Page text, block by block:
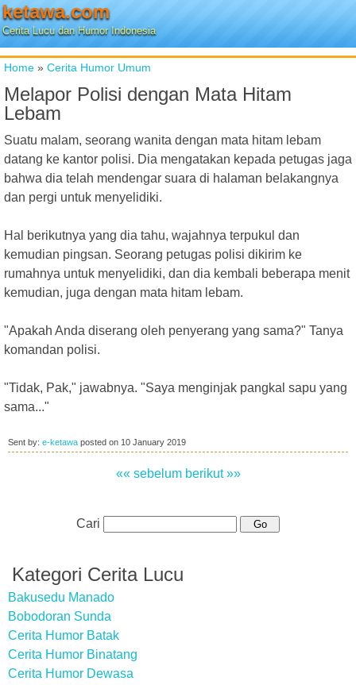
ketawa.com
Cerita Lucu dan Humor Indonesia
Home » Cerita Humor Umum
Melapor Polisi dengan Mata Hitam
Lebam
Suatu malam, seorang wanita dengan mata hitam lebam
datang ke kantor polisi. Dia mengatakan kepada petugas jaga
bahwa dia telah mendengar suara di halaman belakangnya
dan pergi untuk menyelidiki.
Hal berikutnya yang dia tahu, wajahnya terpukul dan
kemudian pingsan. Seorang petugas polisi dikirim ke
rumahnya untuk menyelidiki, dan dia kembali beberapa menit
kemudian, juga dengan mata hitam lebam.
"Apakah Anda diserang oleh penyerang yang sama?" Tanya
komandan polisi.
"Tidak, Pak," jawabnya. "Saya menginjak pangkal sapu yang
sama..."
Sent by: e-ketawa posted on 10 January 2019
«« sebelum berikut »»
Cari
Kategori Cerita Lucu
Bakusedu Manado
Bobodoran Sunda
Cerita Humor Batak
Cerita Humor Binatang
Cerita Humor Dewasa